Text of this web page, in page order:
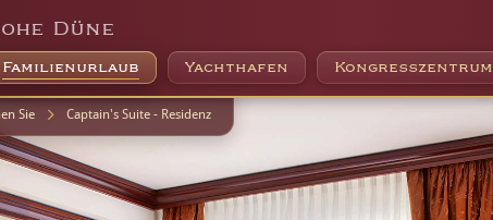
Düne
Familienurlaub Yachthafen Kongresszentrum
Sie Captain's Suite - Residenz